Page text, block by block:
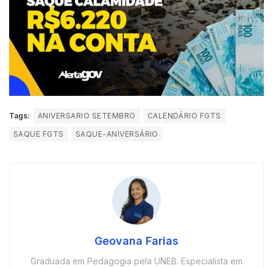
Tags: ANIVERSARIO SETEMBRO
CALENDÁRIO FGTS
SAQUE FGTS
SAQUE-ANIVERSÁRIO
Geovana Farias
Graduada em Pedagogia pela UNEB. Especialista em